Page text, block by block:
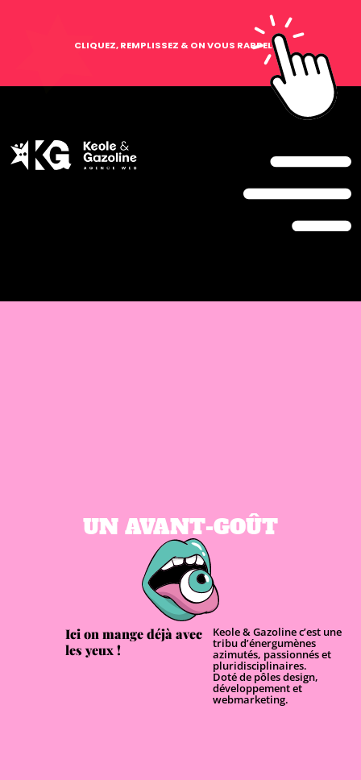
CLIQUEZ, REMPLISSEZ & ON VOUS RAPPELLE !
UN AVANT-GOÛT
Ici on mange déjà avec
les yeux !
Keole & Gazoline c’est une
tribu d’énergumènes
azimutés, passionnés et
pluridisciplinaires.
Doté de pôles design,
développement et
webmarketing.